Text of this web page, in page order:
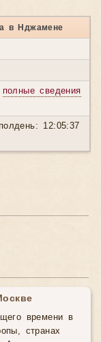
в Нджамене
полные сведения
12:05:37
времени в
странах